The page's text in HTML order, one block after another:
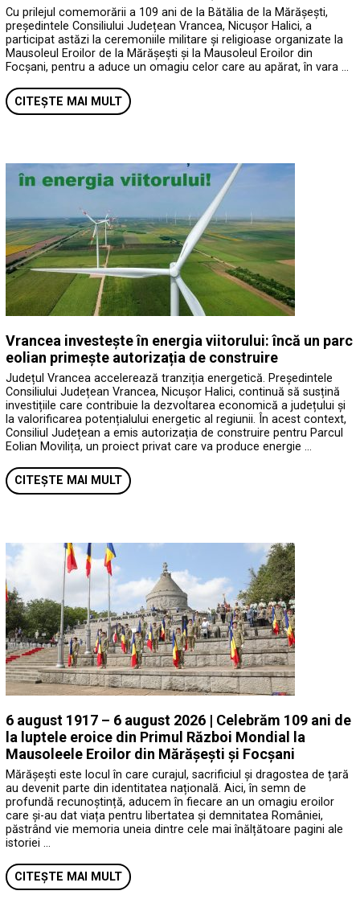
Cu prilejul comemorării a 109 ani de la Bătălia de la Mărășești,
președintele Consiliului Județean Vrancea, Nicușor Halici, a
participat astăzi la ceremoniile militare și religioase organizate la
Mausoleul Eroilor de la Mărășești și la Mausoleul Eroilor din
Focșani, pentru a aduce un omagiu celor care au apărat, în vara …
CITEȘTE MAI MULT
Vrancea investește în energia viitorului: încă un parc
eolian primește autorizația de construire
Județul Vrancea accelerează tranziția energetică. Președintele
Consiliului Județean Vrancea, Nicușor Halici, continuă să susțină
investițiile care contribuie la dezvoltarea economică a județului și
la valorificarea potențialului energetic al regiunii. În acest context,
Consiliul Județean a emis autorizația de construire pentru Parcul
Eolian Movilița, un proiect privat care va produce energie …
CITEȘTE MAI MULT
6 august 1917 – 6 august 2026 | Celebrăm 109 ani de
la luptele eroice din Primul Război Mondial la
Mausoleele Eroilor din Mărășești și Focșani
Mărășești este locul în care curajul, sacrificiul și dragostea de țară
au devenit parte din identitatea națională. Aici, în semn de
profundă recunoștință, aducem în fiecare an un omagiu eroilor
care și-au dat viața pentru libertatea și demnitatea României,
păstrând vie memoria uneia dintre cele mai înălțătoare pagini ale
istoriei …
CITEȘTE MAI MULT